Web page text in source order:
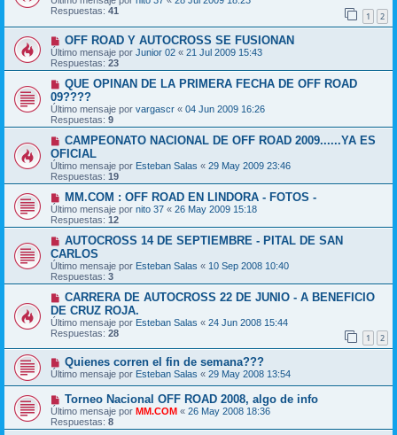
Respuestas: 41 1 2
OFF ROAD Y AUTOCROSS SE FUSIONAN
Último mensaje por Junior 02 « 21 Jul 2009 15:43
Respuestas: 23
QUE OPINAN DE LA PRIMERA FECHA DE OFF ROAD
09????
Último mensaje por vargascr « 04 Jun 2009 16:26
Respuestas: 9
CAMPEONATO NACIONAL DE OFF ROAD 2009......YA ES
OFICIAL
Último mensaje por Esteban Salas « 29 May 2009 23:46
Respuestas: 19
MM.COM : OFF ROAD EN LINDORA - FOTOS -
Último mensaje por nito 37 « 26 May 2009 15:18
Respuestas: 12
AUTOCROSS 14 DE SEPTIEMBRE - PITAL DE SAN
CARLOS
Último mensaje por Esteban Salas « 10 Sep 2008 10:40
Respuestas: 3
CARRERA DE AUTOCROSS 22 DE JUNIO - A BENEFICIO
DE CRUZ ROJA.
Último mensaje por Esteban Salas « 24 Jun 2008 15:44
Respuestas: 28 1 2
Quienes corren el fin de semana???
Último mensaje por Esteban Salas « 29 May 2008 13:54
Torneo Nacional OFF ROAD 2008, algo de info
Último mensaje por MM.COM « 26 May 2008 18:36
Respuestas: 8